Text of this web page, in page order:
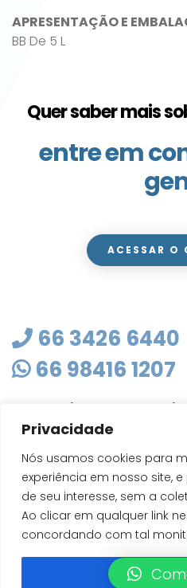
Privacidade
Nós usamos cookies para
experiência em nosso site,
de seu interesse, sem a
Ao clicar em qualquer link
concordando com tal
APRESENTAÇÃO E
BB De 5 L
Quer saber mais
entre em
ACESSAR O
66 3426 6440
66 98416 1207
Rua Sete de Setembro, 103 -
CEP 78705-010
Rondonópolis - MT